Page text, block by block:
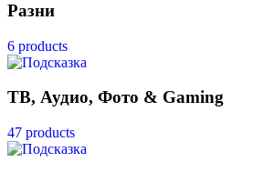
Разни
6 products
ТВ, Аудио, Фото & Gaming
47 products